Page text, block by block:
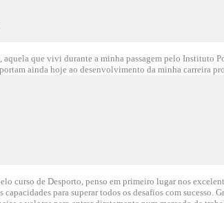
que vivi durante a minha passagem pelo Instituto
ainda hoje ao desenvolvimento da minha carreira
curso de Desporto, penso em primeiro lugar nos
para superar todos os desafios com